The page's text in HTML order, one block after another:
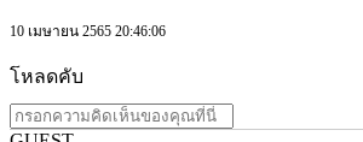
10 เมษายน 2565 20:46:06
โหลดคับ